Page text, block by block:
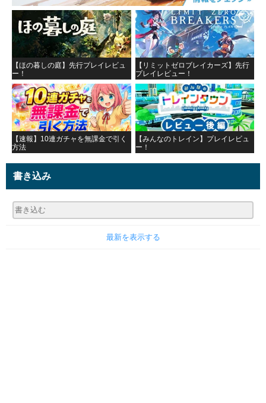
【ほの暮しの庭】先行プレイレビュ
ー！
【リミットゼロブレイカーズ】先行
プレイレビュー！
【速報】10連ガチャを無課金で引く
方法
【みんなのトレイン】プレイレビュ
ー！
書き込み
最新を表示する